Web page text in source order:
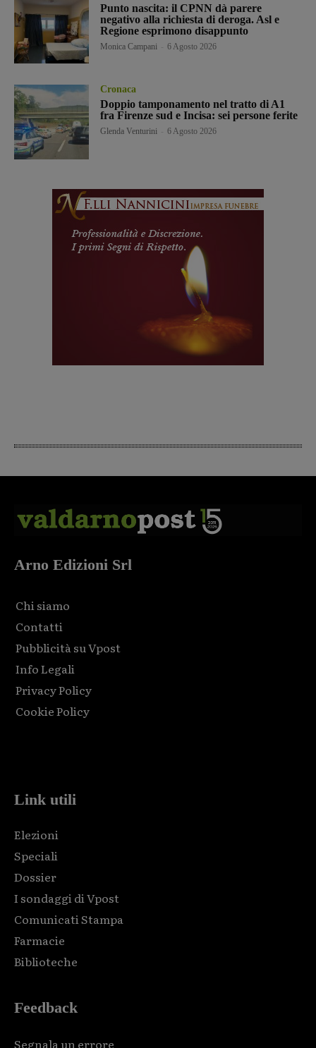
Punto nascita: il CPNN dà parere
negativo alla richiesta di deroga. Asl e
Regione esprimono disappunto
Monica Campani 6 Agosto 2026
Cronaca
Doppio tamponamento nel tratto di A1
fra Firenze sud e Incisa: sei persone ferite
Glenda Venturini 6 Agosto 2026
Arno Edizioni Srl
Chi siamo
Contatti
Pubblicità su Vpost
Info Legali
Privacy Policy
Cookie Policy
Link utili
Elezioni
Speciali
Dossier
I sondaggi di Vpost
Comunicati Stampa
Farmacie
Biblioteche
Feedback
Segnala un errore